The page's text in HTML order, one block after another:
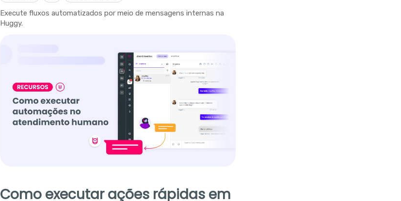
Execute fluxos automatizados por meio de mensagens internas na
Huggy.
Como executar ações rápidas em